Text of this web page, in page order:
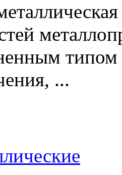
типом
...